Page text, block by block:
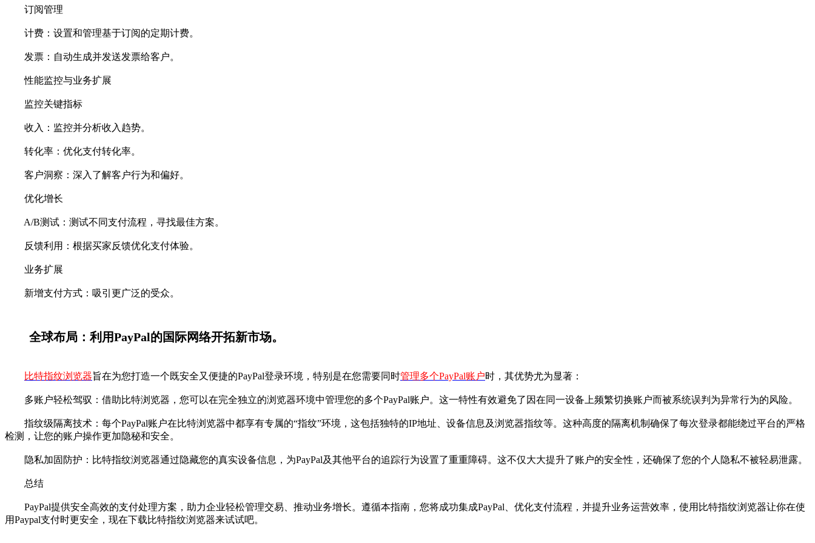
订阅管理
计费：设置和管理基于订阅的定期计费。
发票：自动生成并发送发票给客户。
性能监控与业务扩展
监控关键指标
收入：监控并分析收入趋势。
转化率：优化支付转化率。
客户洞察：深入了解客户行为和偏好。
优化增长
A/B测试：测试不同支付流程，寻找最佳方案。
反馈利用：根据买家反馈优化支付体验。
业务扩展
新增支付方式：吸引更广泛的受众。
全球布局：利用PayPal的国际网络开拓新市场。
比特指纹浏览器旨在为您打造一个既安全又便捷的PayPal登录环境，特别是在您需要同时管理多个PayPal账户时，其优势尤为显著：
多账户轻松驾驭：借助比特浏览器，您可以在完全独立的浏览器环境中管理您的多个PayPal账户。这一特性有效避免了因在同一设备上频繁切换账户而被系统误判为异常行为的风险。
指纹级隔离技术：每个PayPal账户在比特浏览器中都享有专属的“指纹”环境，这包括独特的IP地址、设备信息及浏览器指纹等。这种高度的隔离机制确保了每次登录都能绕过平台的严格
检测，让您的账户操作更加隐秘和安全。
隐私加固防护：比特指纹浏览器通过隐藏您的真实设备信息，为PayPal及其他平台的追踪行为设置了重重障碍。这不仅大大提升了账户的安全性，还确保了您的个人隐私不被轻易泄露。
总结
PayPal提供安全高效的支付处理方案，助力企业轻松管理交易、推动业务增长。遵循本指南，您将成功集成PayPal、优化支付流程，并提升业务运营效率，使用比特指纹浏览器让你在使
用Paypal支付时更安全，现在下载比特指纹浏览器来试试吧。